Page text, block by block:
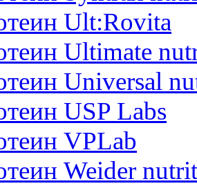
Ult:Rovita
Ultimate
Universal
USP Labs
VPLab
Weider